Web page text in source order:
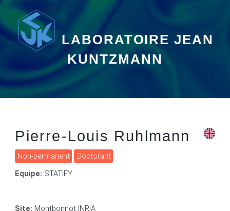
LABORATOIRE JEAN
KUNTZMANN
Pierre-Louis Ruhlmann
Non-permanent
Doctorant
Equipe: STATIFY
Site: Montbonnot INRIA